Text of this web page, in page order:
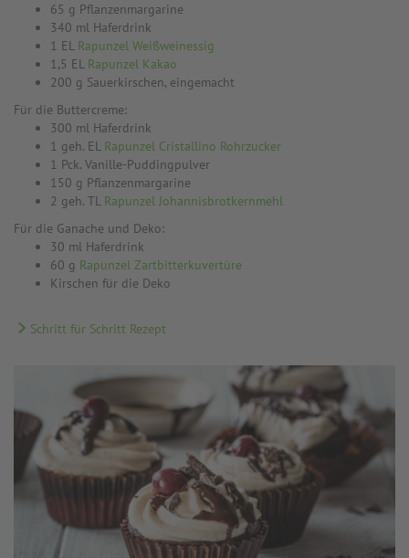
65 g Pflanzenmargarine
340 ml Haferdrink
1 EL Rapunzel Weißweinessig
1,5 EL Rapunzel Kakao
200 g Sauerkirschen, eingemacht
Für die Buttercreme:
300 ml Haferdrink
1 geh. EL Rapunzel Cristallino Rohrzucker
1 Pck. Vanille-Puddingpulver
150 g Pflanzenmargarine
2 geh. TL Rapunzel Johannisbrotkernmehl
Für die Ganache und Deko:
30 ml Haferdrink
60 g Rapunzel Zartbitterkuvertüre
Kirschen für die Deko
Schritt für Schritt Rezept